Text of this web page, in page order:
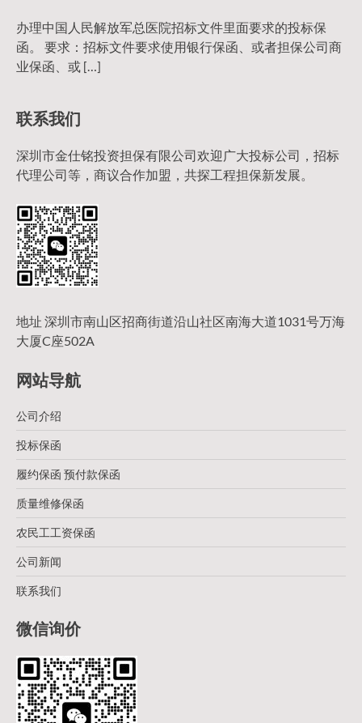
办理中国人民解放军总医院招标文件里面要求的投标保
函。 要求：招标文件要求使用银行保函、或者担保公司商
业保函、或 […]
联系我们
深圳市金仕铭投资担保有限公司欢迎广大投标公司，招标
代理公司等，商议合作加盟，共探工程担保新发展。
地址 深圳市南山区招商街道沿山社区南海大道1031号万海
大厦C座502A
网站导航
公司介绍
投标保函
履约保函 预付款保函
质量维修保函
农民工工资保函
公司新闻
联系我们
微信询价